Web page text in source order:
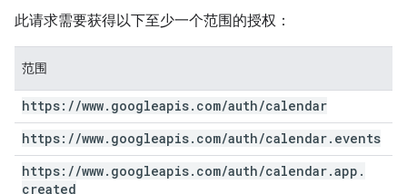
此请求需要获得以下至少一个范围的授权：
范围
https: //www. googleapis. com/auth/calendar
https: //www. googleapis. com/auth/calendar. events
https: //www. googleapis. com/auth/calendar.app .
created